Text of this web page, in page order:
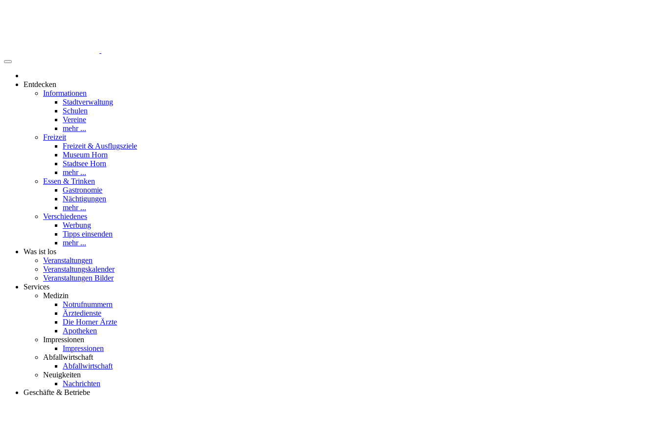
Freizeit
Freizeit & Ausflugsziele
Museum Horn
Stadtsee Horn
mehr ...
Essen & Trinken
Gastronomie
Nächtigungen
mehr ...
Verschiedenes
Werbung
Tipps einsenden
mehr ...
Was ist los
Veranstaltungen
Veranstaltungskalender
Veranstaltungen Bilder
Medizin
Notrufnummern
Ärztedienste
Die Horner Ärzte
Impressionen
Impressionen
Abfallwirtschaft
Abfallwirtschaft
Neuigkeiten
Nachrichten
Geschäfte & Betriebe
HORN iST VORN Partner
Übersicht Partner
unsere Partner stellen sich vor
Partner werden